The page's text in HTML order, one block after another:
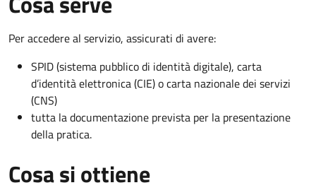
Per accedere al servizio, assicurati di avere:
SPID (sistema pubblico di identità digitale), carta
d’identità elettronica (CIE) o carta nazionale dei servizi
(CNS)
tutta la documentazione prevista per la presentazione
della pratica.
Cosa si ottiene